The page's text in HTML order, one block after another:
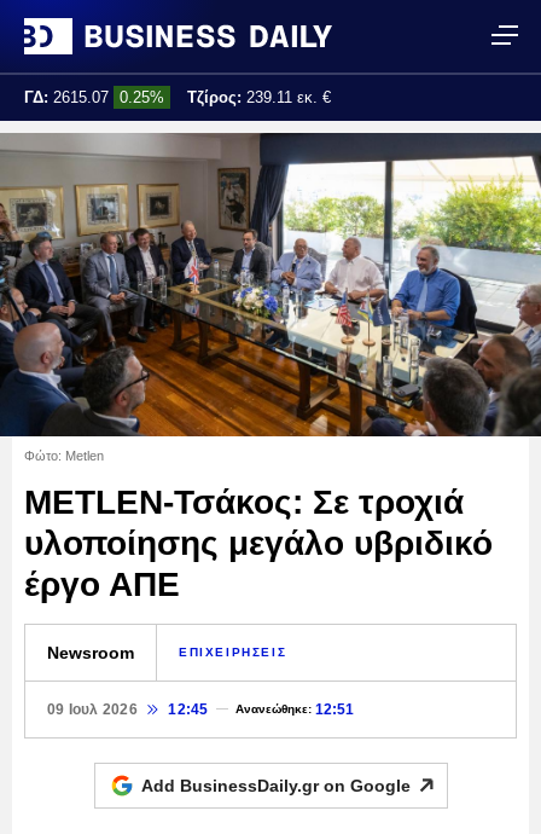
ΓΔ: 2615.07 0.25% Τζίρος: 239.11 εκ. €
Φώτο: Metlen
METLEN-Τσάκος: Σε τροχιά
υλοποίησης μεγάλο υβριδικό
έργο ΑΠΕ
Newsroom ΕΠΙΧΕΙΡΗΣΕΙΣ
09 Ιουλ 2026 12:45 Ανανεώθηκε:12:51
Add BusinessDaily.gr on Google